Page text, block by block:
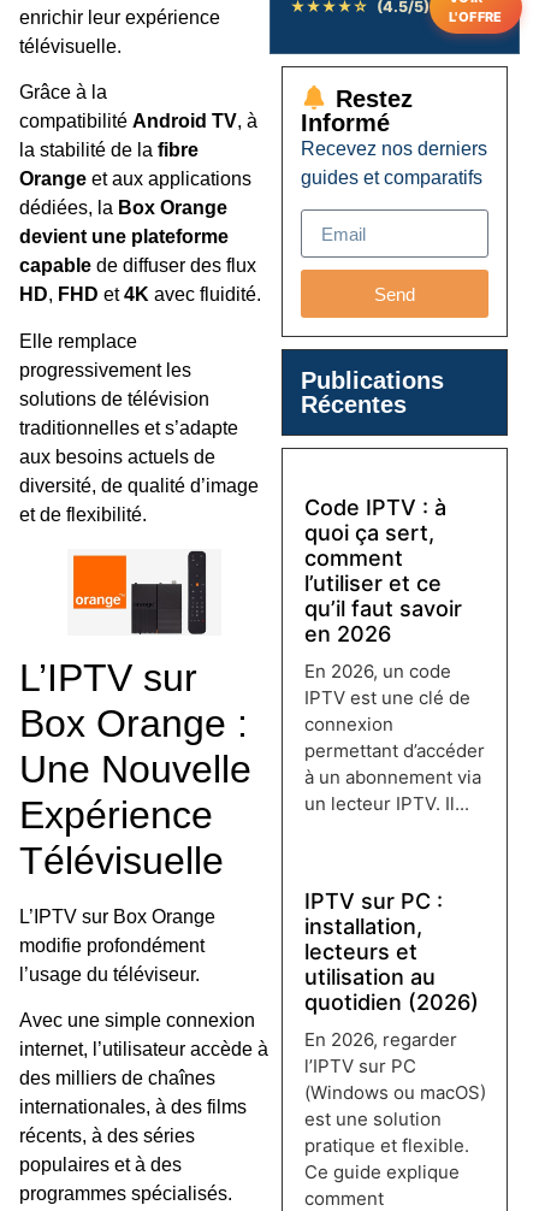
enrichir leur expérience
télévisuelle.
Grâce à la
compatibilité Android TV, à
la stabilité de la fibre
Orange et aux applications
dédiées, la Box Orange
devient une plateforme
capable de diffuser des flux
HD, FHD et4K avec fluidité.
Elle remplace
progressivement les
solutions de télévision
traditionnelles et s’adapte
aux besoins actuels de
diversité, de qualité d’image
et de flexibilité.
L’IPTV sur
Box Orange :
Une Nouvelle
Expérience
Télévisuelle
L’IPTV sur Box Orange
modifie profondément
l’usage du téléviseur.
Avec une simple connexion
internet, l’utilisateur accède à
des milliers de chaînes
internationales, à des films
récents, à des séries
populaires et à des
programmes spécialisés.
★★★★☆ (4.5/5)
L'OFFRE
Restez
Informé
Recevez nos derniers
guides et comparatifs
Send
Publications
Récentes
Code IPTV : à
quoi ça sert,
comment
l’utiliser et ce
qu’il faut savoir
en 2026
En 2026, un code
IPTV est une clé de
connexion
permettant d’accéder
à un abonnement via
un lecteur IPTV. Il...
IPTV sur PC :
installation,
lecteurs et
utilisation au
quotidien (2026)
En 2026, regarder
l’IPTV sur PC
(Windows ou macOS)
est une solution
pratique et flexible.
Ce guide explique
comment